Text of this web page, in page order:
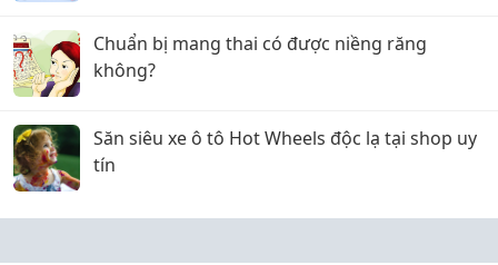
Chuẩn bị mang thai có được niềng răng
không?
Săn siêu xe ô tô Hot Wheels độc lạ tại shop uy
tín